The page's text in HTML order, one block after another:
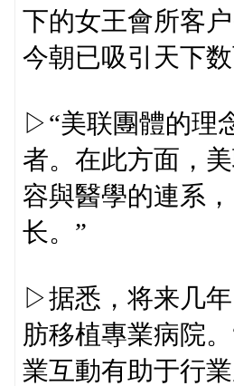
下的女王會所客
今朝已吸引天下
▷“美联團體的理
者。在此方面，
容與醫學的連系
长。”
▷据悉，将来几
肪移植專業病院
業互動有助于行